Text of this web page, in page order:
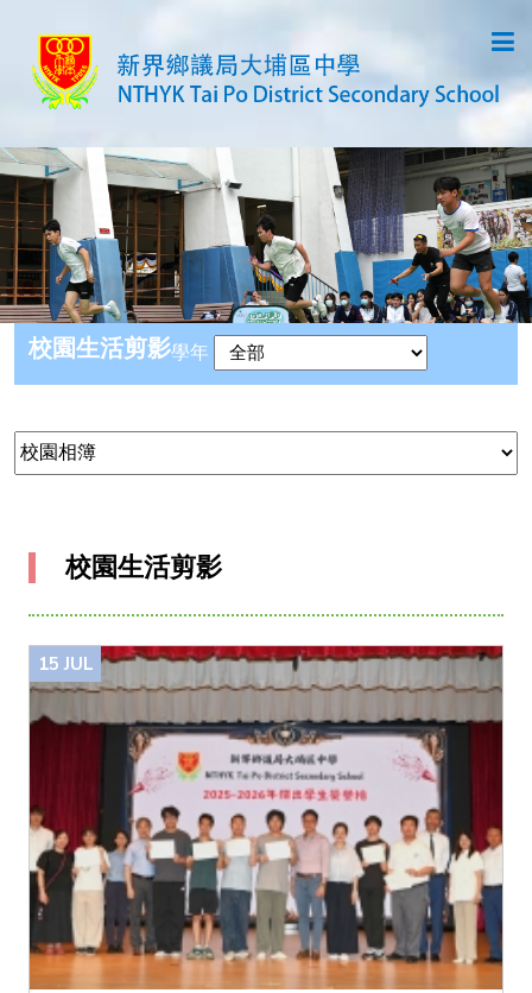
校園生活剪影學年
校園生活剪影
15 JUL